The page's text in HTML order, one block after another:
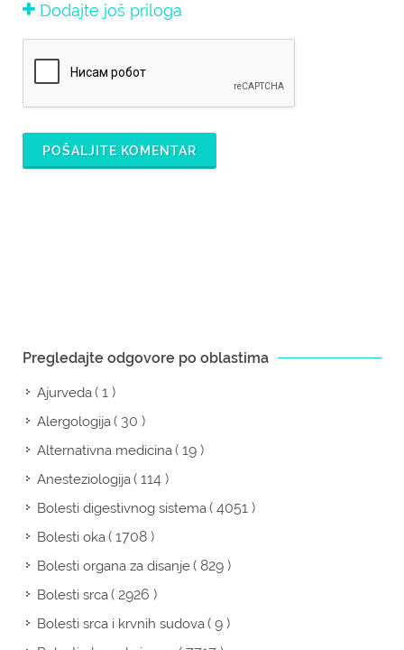
Dodajte još priloga
POŠALJITE KOMENTAR
Pregledajte odgovore po oblastima
Ajurveda( 1 )
Alergologija( 30 )
Alternativna medicina( 19 )
Anesteziologija( 114 )
Bolesti digestivnog sistema( 4051 )
Bolesti oka( 1708 )
Bolesti organa za disanje( 829 )
Bolesti srca( 2926 )
Bolesti srca i krvnih sudova( 9 )